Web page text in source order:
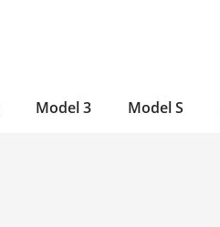
Model 3 Model S